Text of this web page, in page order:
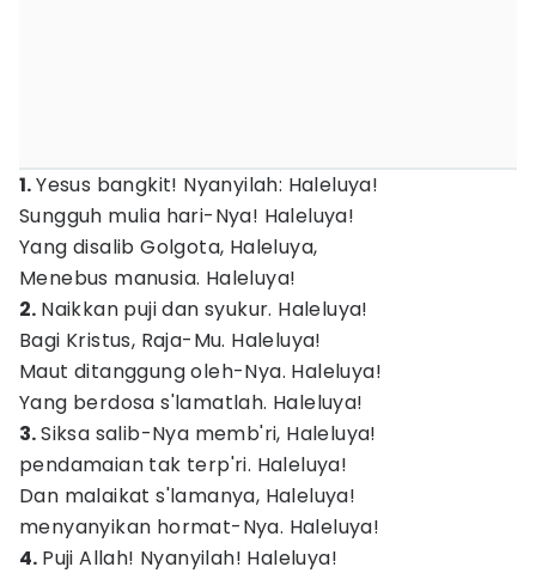
1.Yesus bangkit! Nyanyilah: Haleluya!
Sungguh mulia hari-Nya! Haleluya!
Yang disalib Golgota, Haleluya,
Menebus manusia. Haleluya!
2. Naikkan puji dan syukur. Haleluya!
Bagi Kristus, Raja-Mu. Haleluya!
Maut ditanggung oleh-Nya. Haleluya!
Yang berdosa s'lamatlah. Haleluya!
3.Siksa salib-Nya memb'ri, Haleluya!
pendamaian tak terp'ri. Haleluya!
Dan malaikat s'lamanya, Haleluya!
menyanyikan hormat-Nya. Haleluya!
4. Puji Allah! Nyanyilah! Haleluya!